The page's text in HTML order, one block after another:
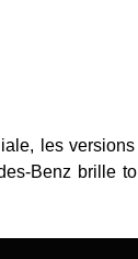
les versions
Benz brille